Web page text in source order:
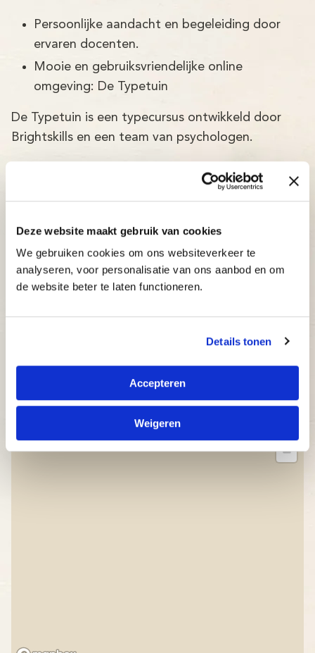
Deze website maakt gebruik van cookies
We gebruiken cookies om ons websiteverkeer te
analyseren, voor personalisatie van ons aanbod en om
de website beter te laten functioneren.
Details tonen
Accepteren
Weigeren
Persoonlijke aandacht en begeleiding door
ervaren docenten.
Mooie en gebruiksvriendelijke online
omgeving: De Typetuin
De Typetuin is een typecursus ontwikkeld door
Brightskills en een team van psychologen.
De Typetuin typecursus in Hooge
Mierde is:
Betrouwbaar: typecursus volgens de nieuwste
slagingspercentage van maar liefst 97%!
Adaptief: de typecursus past zich direct aan
Betaalbaar: bekijk onze aantrekkelijke prijzen.